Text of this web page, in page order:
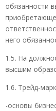
обязанности
него
1.5. На
высшим
1.6. Трейд-
-основы